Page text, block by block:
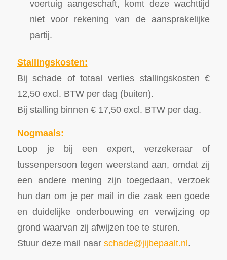
voertuig aangeschaft, komt deze wachttijd
niet voor rekening van de aansprakelijke
partij.
Stallingskosten:
Bij schade of totaal verlies stallingskosten €
12,50 excl. BTW per dag (buiten).
Bij stalling binnen € 17,50 excl. BTW per dag.
Nogmaals:
Loop je bij een expert, verzekeraar of
tussenpersoon tegen weerstand aan, omdat zij
een andere mening zijn toegedaan, verzoek
hun dan om je per mail in die zaak een goede
en duidelijke onderbouwing en verwijzing op
grond waarvan zij afwijzen toe te sturen.
Stuur deze mail naar schade@jijbepaalt.nl.